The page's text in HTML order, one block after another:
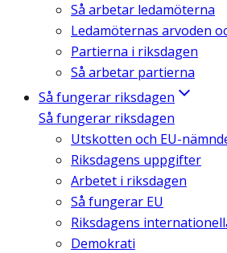
Så arbetar ledamöterna
Ledamöternas arvoden
Partierna i riksdagen
Så arbetar partierna
Så fungerar riksdagen
Så fungerar riksdagen
Utskotten och EU-
Riksdagens uppgifter
Arbetet i riksdagen
Så fungerar EU
Riksdagens
Demokrati